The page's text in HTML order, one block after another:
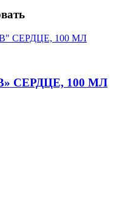
СЕРДЦЕ, 100 МЛ